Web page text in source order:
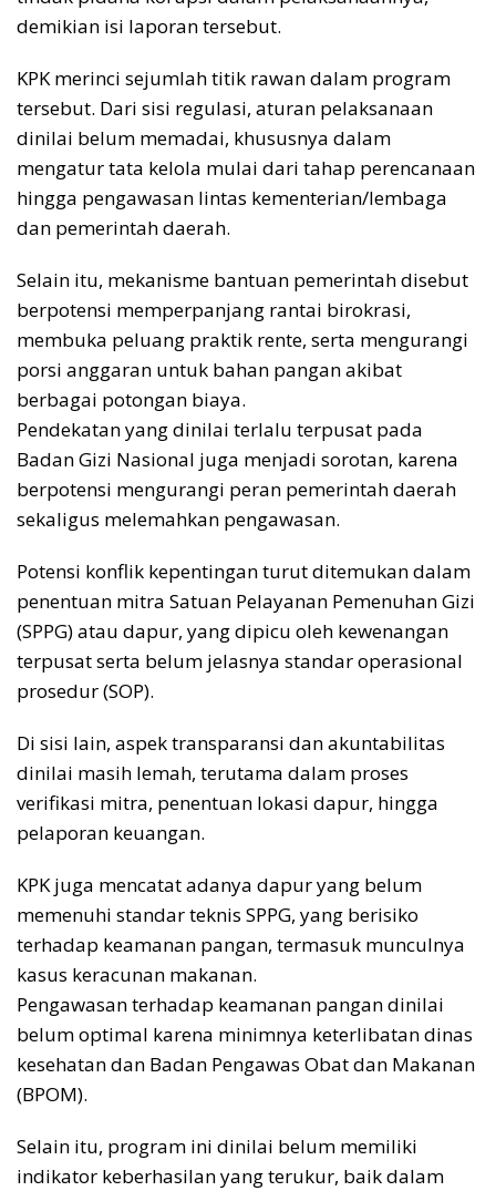
demikian isi laporan tersebut.
KPK merinci sejumlah titik rawan dalam program
tersebut. Dari sisi regulasi, aturan pelaksanaan
dinilai belum memadai, khususnya dalam
mengatur tata kelola mulai dari tahap perencanaan
hingga pengawasan lintas kementerian/lembaga
dan pemerintah daerah.
Selain itu, mekanisme bantuan pemerintah disebut
berpotensi memperpanjang rantai birokrasi,
membuka peluang praktik rente, serta mengurangi
porsi anggaran untuk bahan pangan akibat
berbagai potongan biaya.
Pendekatan yang dinilai terlalu terpusat pada
Badan Gizi Nasional juga menjadi sorotan, karena
berpotensi mengurangi peran pemerintah daerah
sekaligus melemahkan pengawasan.
Potensi konflik kepentingan turut ditemukan dalam
penentuan mitra Satuan Pelayanan Pemenuhan Gizi
(SPPG) atau dapur, yang dipicu oleh kewenangan
terpusat serta belum jelasnya standar operasional
prosedur (SOP).
Di sisi lain, aspek transparansi dan akuntabilitas
dinilai masih lemah, terutama dalam proses
verifikasi mitra, penentuan lokasi dapur, hingga
pelaporan keuangan.
KPK juga mencatat adanya dapur yang belum
memenuhi standar teknis SPPG, yang berisiko
terhadap keamanan pangan, termasuk munculnya
kasus keracunan makanan.
Pengawasan terhadap keamanan pangan dinilai
belum optimal karena minimnya keterlibatan dinas
kesehatan dan Badan Pengawas Obat dan Makanan
(BPOM).
Selain itu, program ini dinilai belum memiliki
indikator keberhasilan yang terukur, baik dalam